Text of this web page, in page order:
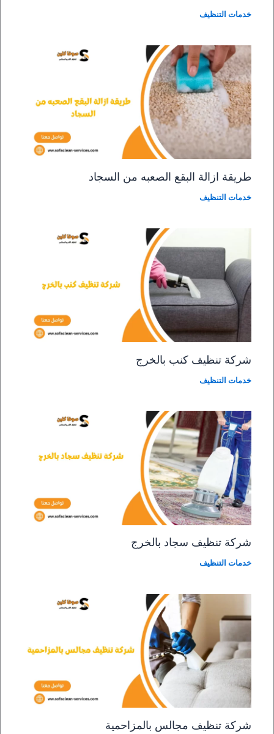
خدمات التنظيف
طريقة ازالة البقع الصعبه من السجاد
خدمات التنظيف
شركة تنظيف كنب بالخرج
خدمات التنظيف
شركة تنظيف سجاد بالخرج
خدمات التنظيف
شركة تنظيف مجالس بالمزاحمية